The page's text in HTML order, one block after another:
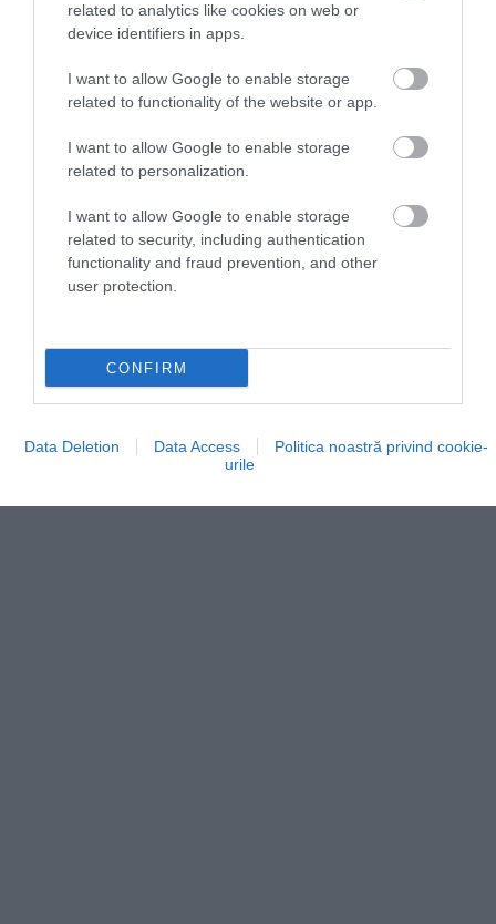
related to analytics like cookies on web or
device identifiers in apps.
I want to allow Google to enable storage
related to functionality of the website or app.
I want to allow Google to enable storage
related to personalization.
I want to allow Google to enable storage
related to security, including authentication
functionality and fraud prevention, and other
user protection.
CONFIRM
Data Deletion Data Access
Politica noastră privind cookie-
urile